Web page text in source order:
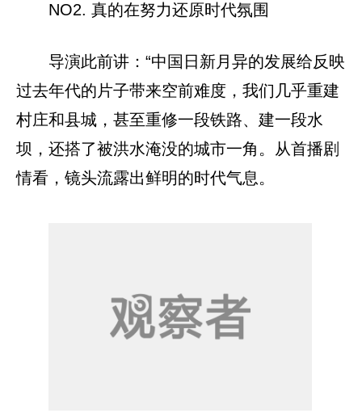
NO2. 真的在努力还原时代氛围
导演此前讲：“中国日新月异的发展给反映
过去年代的片子带来空前难度，我们几乎重建
村庄和县城，甚至重修一段铁路、建一段水
坝，还搭了被洪水淹没的城市一角。从首播剧
情看，镜头流露出鲜明的时代气息。